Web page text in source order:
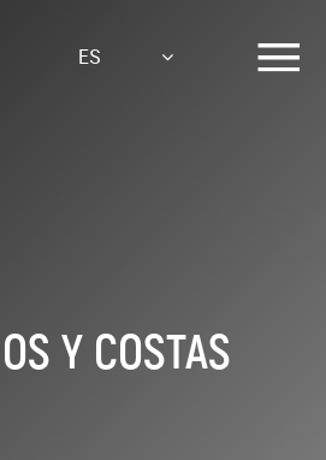
ES
Y COSTAS